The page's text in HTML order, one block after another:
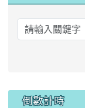
::: 倒數計時